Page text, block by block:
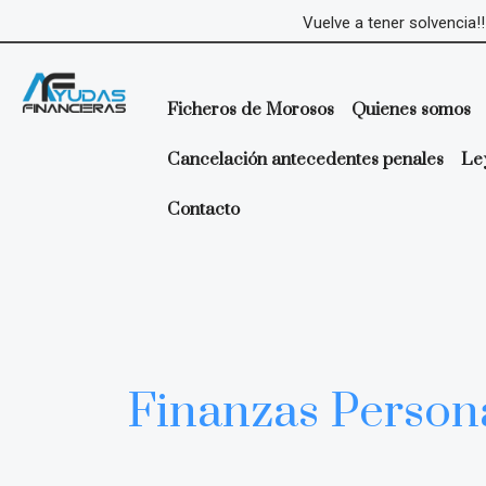
Vuelve a tener solvencia!!
Ficheros de Morosos Quienes somos
Cancelación antecedentes penales
Contacto
Finanzas